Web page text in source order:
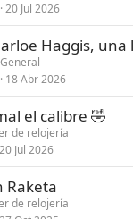
20 Jul 2026
Haggis,
18 Abr 2026
el calibre 🤣
de relojería
20 Jul 2026
Raketa
de relojería